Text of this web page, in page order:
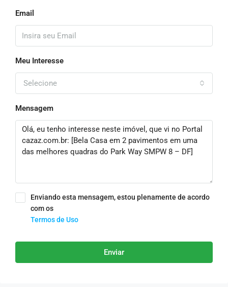
Email
Meu Interesse
Selecione
Mensagem
Enviando esta mensagem, estou plenamente de acordo
com os
Termos de Uso
Enviar